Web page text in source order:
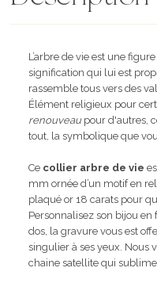
L’arbre de vie est une
signification qui lui est
rassemble tous vers des
Élément religieux pour
renouveaupour d'autres,
tout, la symbolique que
Ce collier arbre de vie
mm ornée d’un motif en
plaqué or 18 carats pour
Personnalisez son bijou
dos, la gravure vous est
singulier à ses yeux. Nous
chaine satellite qui